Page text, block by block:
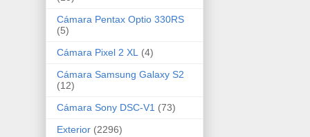
Cámara Pentax Optio 330RS
(5)
Cámara Pixel 2 XL
(4)
Cámara Samsung Galaxy S2
(12)
Cámara Sony DSC-V1 (73)
Exterior (2296)